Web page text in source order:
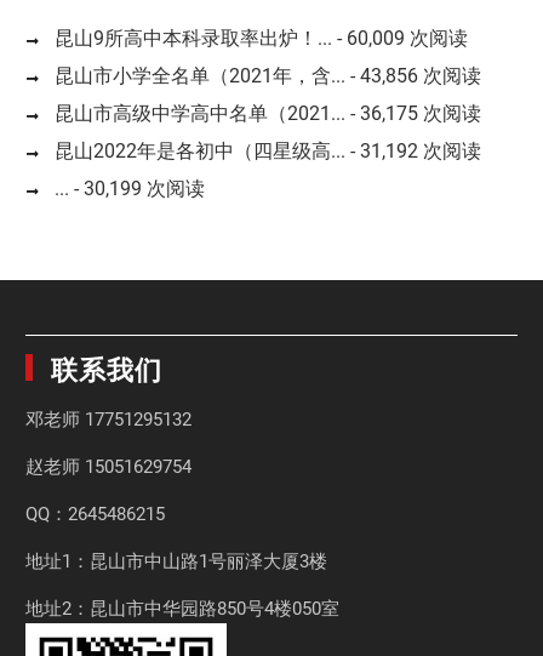
昆山9所高中本科录取率出炉！... - 60,009 次阅读
昆山市小学全名单（2021年，含... - 43,856 次阅读
昆山市高级中学高中名单（2021... - 36,175 次阅读
昆山2022年是各初中（四星级高... - 31,192 次阅读
... - 30,199 次阅读
联系我们
邓老师 17751295132
赵老师 15051629754
QQ：2645486215
地址1：昆山市中山路1号丽泽大厦3楼
地址2：昆山市中华园路850号4楼050室